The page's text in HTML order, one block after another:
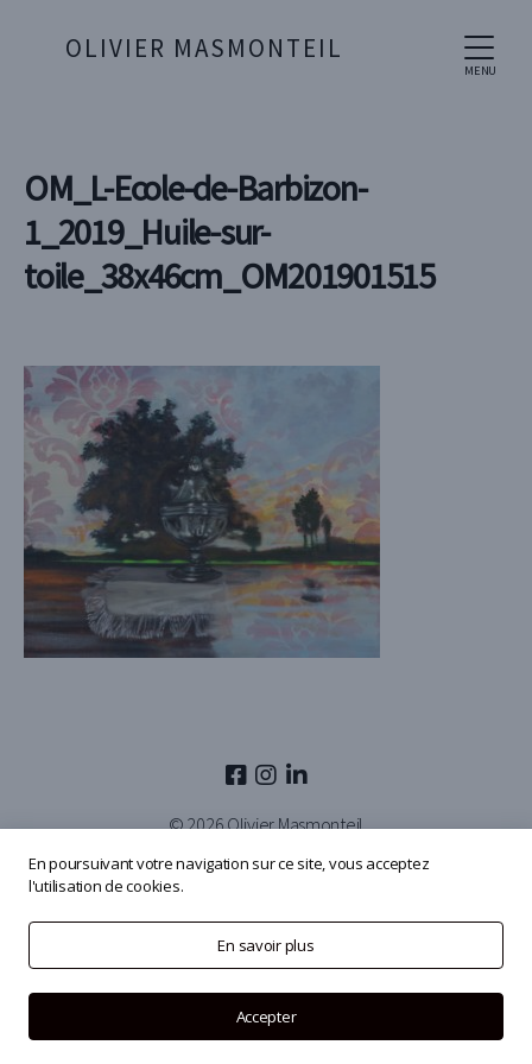
MENU
OLIVIER MASMONTEIL
OM_L-Ecole-de-Barbizon-
1_2019_Huile-sur-
toile_38x46cm_OM201901515
© 2026Olivier Masmonteil
En poursuivant votre navigation sur ce site, vous acceptez
l'utilisation de cookies.
En savoir plus
Accepter